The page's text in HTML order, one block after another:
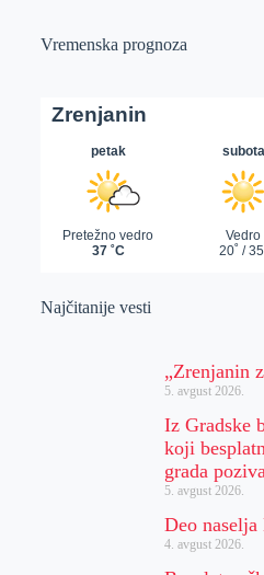
Vremenska prognoza
Najčitanije vesti
„Zrenjanin
5. avgust 2026.
Iz Gradske
koji
grada
5. avgust 2026.
Deo
4. avgust 2026.